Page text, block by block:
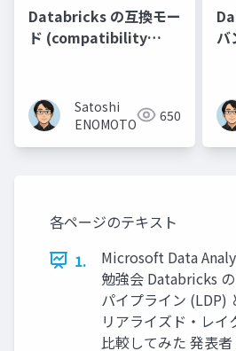
Databricks の互換モー
ド (compatibility
Satoshi
ENOMOTO
650
バ
各ページのテキスト
1.
Microsoft Data
勉強会 Databricks
パイプライン (LDP)
リアライズド・レイ
比較してみた 発表